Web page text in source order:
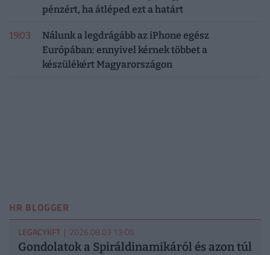
pénzért, ha átléped ezt a határt
19:03
Nálunk a legdrágább az iPhone egész
Európában: ennyivel kérnek többet a
készülékért Magyarországon
HR BLOGGER
LEGACYKFT | 2026.08.03 13:05
Gondolatok a Spiráldinamikáról és azon túl